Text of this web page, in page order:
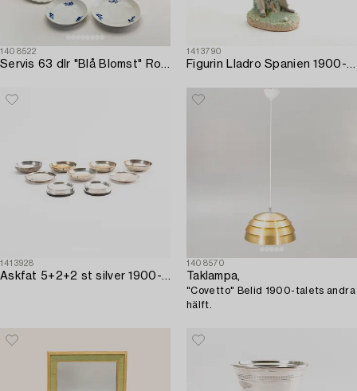
1408522
Servis 63 dlr "Blå Blomst" Royal Copenhagen porslin.
1413790
Figurin Lladro Spanien 1900-talets andra hälft porslin.
1413928
Askfat 5+2+2 st silver 1900-talets mitt.
1408570
Taklampa,
"Covetto" Belid 1900-talets andra
hälft.